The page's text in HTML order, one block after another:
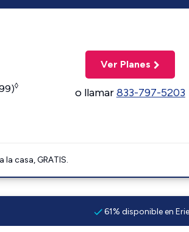
◊
Ver Planes
o llamar833-797-5203
casa, GRATIS.
61% disponible en